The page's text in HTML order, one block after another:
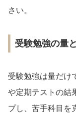
さい。
受験勉強の量
受験勉強は量だけ
や定期テストの結
プし、苦手科目を